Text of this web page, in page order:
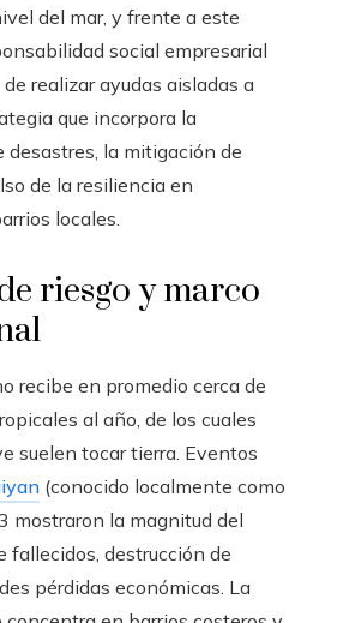
del mar, y frente a este
social empresarial
realizar ayudas aisladas a
que incorpora la
desastres, la mitigación de
de la resiliencia en
locales.
riesgo y marco
recibe en promedio cerca de
al año, de los cuales
suelen tocar tierra. Eventos
(conocido localmente como
mostraron la magnitud del
fallecidos, destrucción de
pérdidas económicas. La